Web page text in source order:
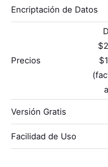
Encriptación de Datos
Precios
Versión Gratis
Facilidad de Uso